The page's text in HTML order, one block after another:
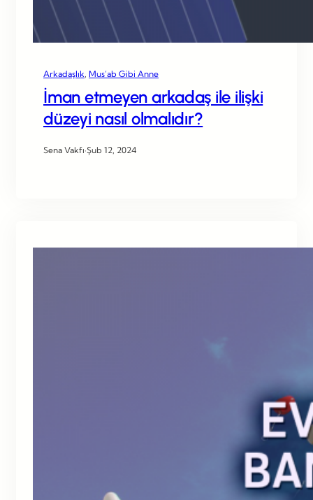
Arkadaşlık Mus’ab Gibi Anne
İman etmeyen arkadaş ile ilişki
düzeyi nasıl olmalıdır?
Sena Vakfı·Şub 12, 2024